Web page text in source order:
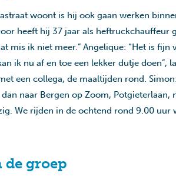
woont is hij ook gaan werken
heeft hij 37 jaar als heftruckchauffeur
mis ik niet meer.” Angelique: “Het is
ik nu af en toe een lekker dutje
een collega, de maaltijden rond.
naar Bergen op Zoom,
We rijden in de ochtend rond 9.00
groep